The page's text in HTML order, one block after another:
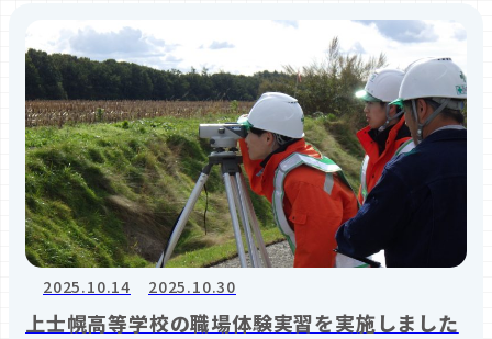
2025.10.14 2025.10.30
上士幌高等学校の職場体験実習を実施しました